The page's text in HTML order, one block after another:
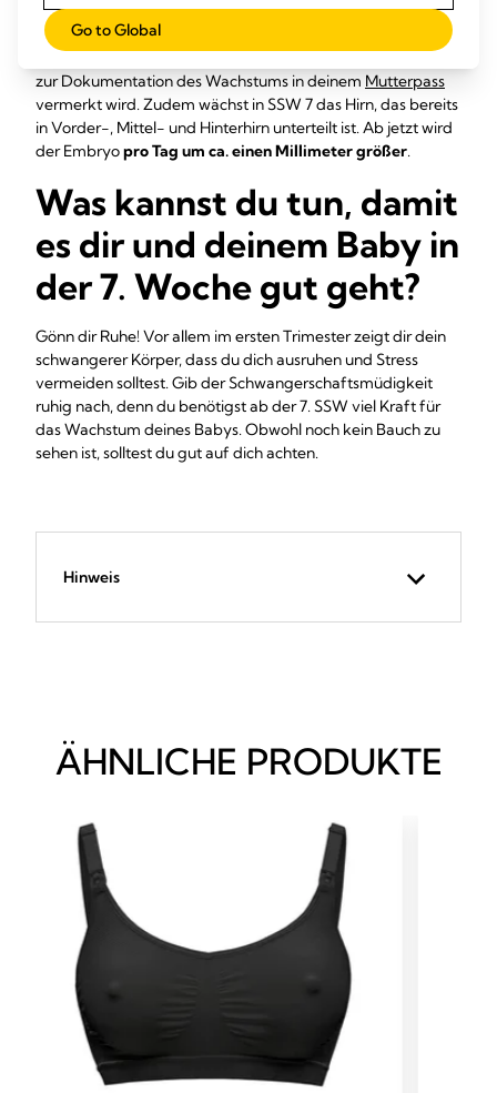
deiner Schwangerschaft bereits eine normale Körperform,
denn Muskeln und Knochen sind bereits angelegt. Ab jetzt
misst dein Frauenarzt die Scheitel-Steiß-Länge (SSL), die
zur Dokumentation des Wachstums in deinem Mutterpass
vermerkt wird. Zudem wächst in SSW 7 das Hirn, das bereits
in Vorder-, Mittel- und Hinterhirn unterteilt ist. Ab jetzt wird
der Embryopro Tag um ca. einen Millimeter größer.
Was kannst du tun, damit
es dir und deinem Baby in
der 7. Woche gut geht?
Gönn dir Ruhe! Vor allem im ersten Trimester zeigt dir dein
schwangerer Körper, dass du dich ausruhen und Stress
vermeiden solltest. Gib der Schwangerschaftsmüdigkeit
ruhig nach, denn du benötigst ab der 7. SSW viel Kraft für
das Wachstum deines Babys. Obwohl noch kein Bauch zu
sehen ist, solltest du gut auf dich achten.
Hinweis
ÄHNLICHE PRODUKTE
Go to Global